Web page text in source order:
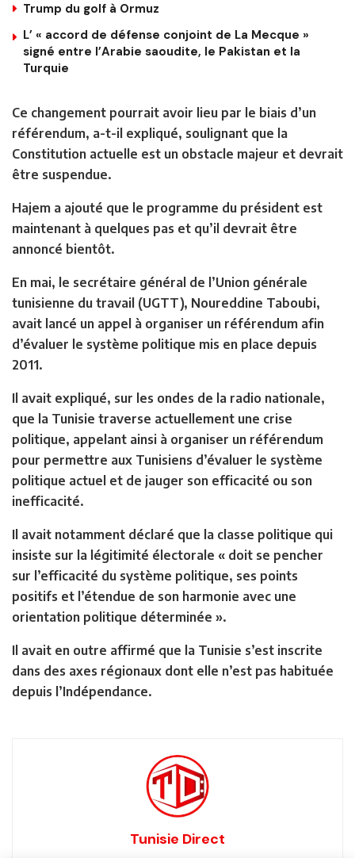
Trump du golf à Ormuz
L’ « accord de défense conjoint de La Mecque »
signé entre l’Arabie saoudite, le Pakistan et la
Turquie
Ce changement pourrait avoir lieu par le biais d’un
référendum, a-t-il expliqué, soulignant que la
Constitution actuelle est un obstacle majeur et devrait
être suspendue.
Hajem a ajouté que le programme du président est
maintenant à quelques pas et qu’il devrait être
annoncé bientôt.
En mai, le secrétaire général de l’Union générale
tunisienne du travail (UGTT), Noureddine Taboubi,
avait lancé un appel à organiser un référendum afin
d’évaluer le système politique mis en place depuis
2011.
Il avait expliqué, sur les ondes de la radio nationale,
que la Tunisie traverse actuellement une crise
politique, appelant ainsi à organiser un référendum
pour permettre aux Tunisiens d’évaluer le système
politique actuel et de jauger son efficacité ou son
inefficacité.
Il avait notamment déclaré que la classe politique qui
insiste sur la légitimité électorale « doit se pencher
sur l’efficacité du système politique, ses points
positifs et l’étendue de son harmonie avec une
orientation politique déterminée ».
Il avait en outre affirmé que la Tunisie s’est inscrite
dans des axes régionaux dont elle n’est pas habituée
depuis l’Indépendance.
Tunisie Direct